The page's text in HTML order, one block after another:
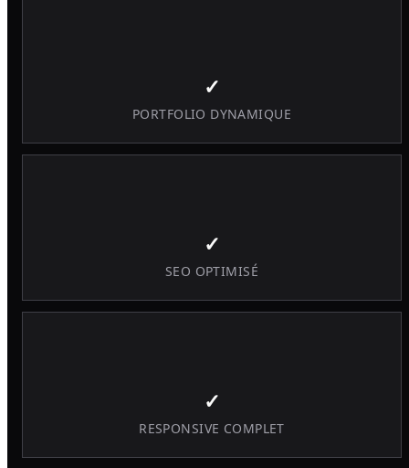
✓
PORTFOLIO DYNAMIQUE
✓
SEO OPTIMISÉ
✓
RESPONSIVE COMPLET